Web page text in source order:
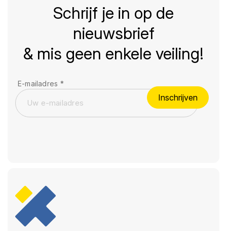
Schrijf je in op de
nieuwsbrief
& mis geen enkele veiling!
E-mailadres *
Inschrijven